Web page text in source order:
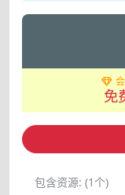
免
包含资源: (1个)